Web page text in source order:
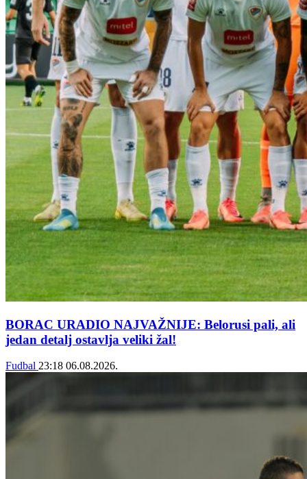
BORAC URADIO NAJVAŽNIJE: Belorusi pali, ali
jedan detalj ostavlja veliki žal!
Fudbal 23:18 06.08.2026.